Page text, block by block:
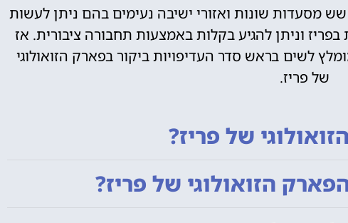
מסעדות שונות ואזורי ישיבה נעימים בהם ניתן לעשות
וניתן להגיע בקלות באמצעות תחבורה ציבורית. אז
לשים בראש סדר העדיפויות ביקור בפארק הזואולוגי
של פריז.
של פריז?
הזואולוגי של פריז?